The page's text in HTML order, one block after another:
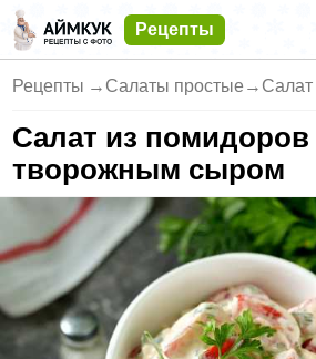
Рецепты
Рецепты → Салаты простые →
Салат из помидоров
творожным сыром